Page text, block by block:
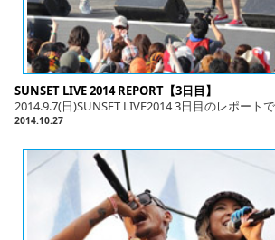
SUNSET LIVE 2014 REPORT【3日目】
2014.9.7(日)SUNSET LIVE2014 3日目のレポートで
2014.10.27